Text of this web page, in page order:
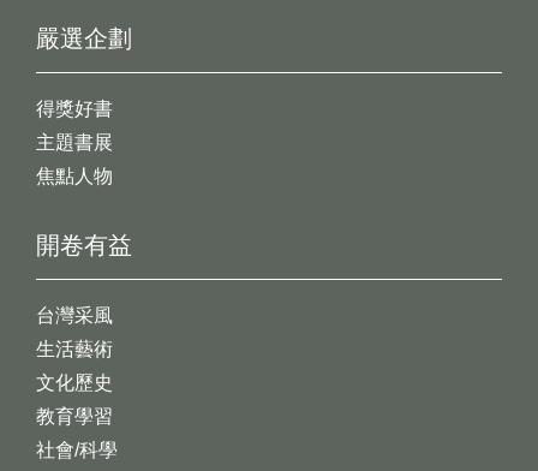
開卷有益
台灣采風
生活藝術
文化歷史
教育學習
社會/科學
嚴選企劃
得獎好書
主題書展
焦點人物